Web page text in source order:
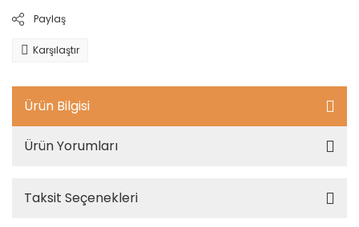
Paylaş
Karşılaştır
Ürün Bilgisi
Ürün Yorumları
Taksit Seçenekleri